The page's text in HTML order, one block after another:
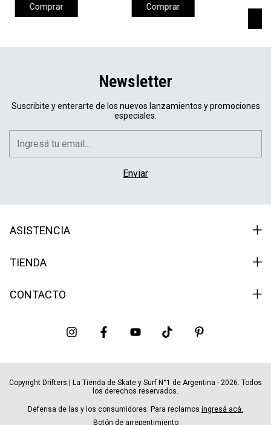
Comprar Comprar
Newsletter
Suscribite y enterarte de los nuevos lanzamientos y promociones
especiales.
ASISTENCIA
TIENDA
CONTACTO
Copyright Drifters | La Tienda de Skate y Surf N°1 de Argentina - 2026. Todos
los derechos reservados.
Defensa de las y los consumidores. Para reclamos ingresá acá.
Botón de arrepentimiento